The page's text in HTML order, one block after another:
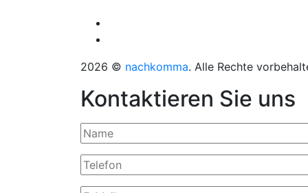
2026 © nachkomma. Alle Rechte
Kontaktieren Sie uns